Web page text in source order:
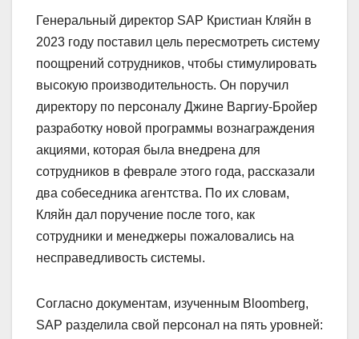
Генеральный директор SAP Кристиан Кляйн в
2023 году поставил цель пересмотреть систему
поощрений сотрудников, чтобы стимулировать
высокую производительность. Он поручил
директору по персоналу Джине Варгиу-Бройер
разработку новой программы вознаграждения
акциями, которая была внедрена для
сотрудников в феврале этого года, рассказали
два собеседника агентства. По их словам,
Кляйн дал поручение после того, как
сотрудники и менеджеры пожаловались на
несправедливость системы.
Согласно документам, изученным Bloomberg,
SAP разделила свой персонал на пять уровней: